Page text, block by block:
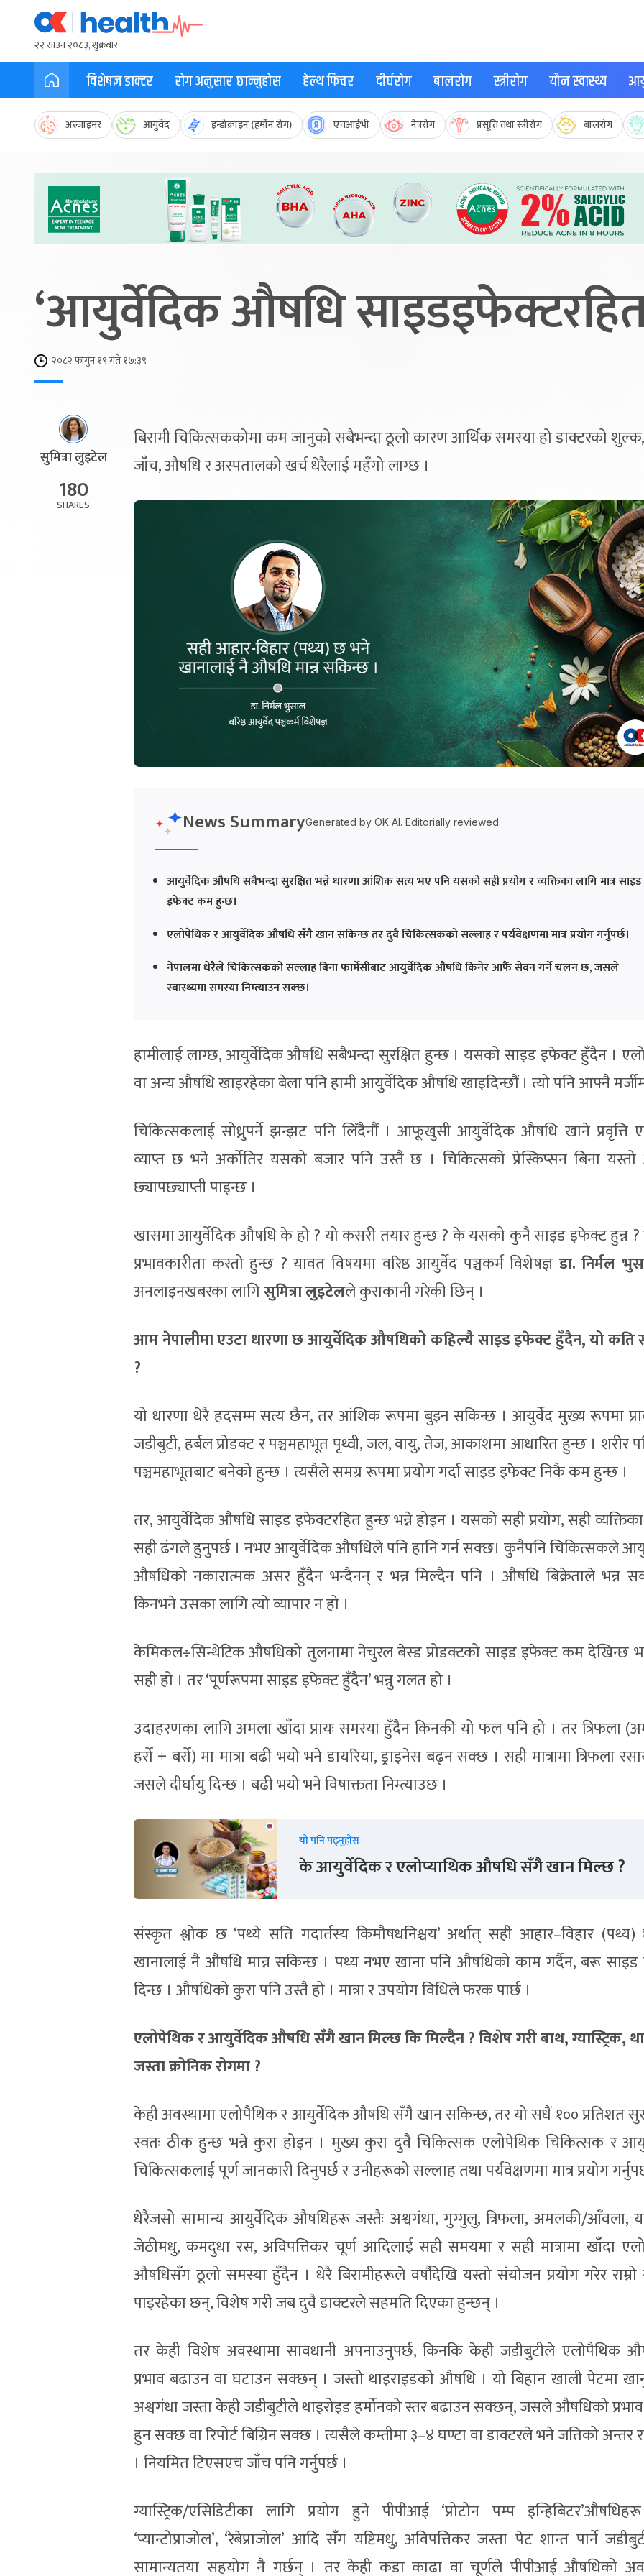
२२ साउन २०८३, शुक्रबार
विशेषज्ञ डाक्टर रोग अनुसार छान्नुहोस हेल्थ फिचर दीर्घरोग बालरोग स्त्रीरोग यौन स्वास्थ्य
अल्जाइमर आयुर्वेद इन्डोक्राइन (हर्मोन रोग) एचआईभी नेत्ररोग प्रसूति तथा स्त्रीरोग बालरोग
‘आयुर्वेदिक औषधि साइडइफेक्टरहित
२०८२ फागुन १९ गते १७:३९
सुमित्रा लुइटेल
180
SHARES
बिरामी चिकित्सककोमा कम जानुको सबैभन्दा ठूलो कारण आर्थिक समस्या हो डाक्टरको
जाँच, औषधि र अस्पतालको खर्च धेरैलाई महँगो लाग्छ ।
News SummaryGenerated by OK AI. Editorially reviewed.
आयुर्वेदिक औषधि सबैभन्दा सुरक्षित भन्ने धारणा आंशिक सत्य भए पनि यसको सही प्रयोग र व्यक्तिका लागि मात्र साइड
इफेक्ट कम हुन्छ।
एलोपेथिक र आयुर्वेदिक औषधि सँगै खान सकिन्छ तर दुवै चिकित्सकको सल्लाह र पर्यवेक्षणमा मात्र प्रयोग गर्नुपर्छ।
नेपालमा धेरैले चिकित्सकको सल्लाह बिना फार्मेसीबाट आयुर्वेदिक औषधि किनेर आफैं सेवन गर्ने चलन छ, जसले
स्वास्थ्यमा समस्या निम्त्याउन सक्छ।
हामीलाई लाग्छ, आयुर्वेदिक औषधि सबैभन्दा सुरक्षित हुन्छ । यसको साइड इफेक्ट हुँदैन ।
वा अन्य औषधि खाइरहेका बेला पनि हामी आयुर्वेदिक औषधि खाइदिन्छौं । त्यो पनि आफ्नै
चिकित्सकलाई सोध्नुपर्ने झन्झट पनि लिँदैनौं । आफूखुसी आयुर्वेदिक औषधि खाने प्रवृत्ति
व्याप्त छ भने अर्कोतिर यसको बजार पनि उस्तै छ । चिकित्सको प्रेस्किप्सन बिना
छ्यापछ्याप्ती पाइन्छ ।
खासमा आयुर्वेदिक औषधि के हो ? यो कसरी तयार हुन्छ ? के यसको कुनै साइड इफेक्ट हुन्न
प्रभावकारीता कस्तो हुन्छ ? यावत विषयमा वरिष्ठ आयुर्वेद पञ्चकर्म विशेषज्ञ डा. निर्मल
अनलाइनखबरका लागिसुमित्रा लुइटेलले कुराकानी गरेकी छिन् ।
आम नेपालीमा एउटा धारणा छ आयुर्वेदिक औषधिको कहिल्यै साइड इफेक्ट हुँदैन, यो कति
?
यो धारणा धेरै हदसम्म सत्य छैन, तर आंशिक रूपमा बुझ्न सकिन्छ । आयुर्वेद मुख्य रूपमा
जडीबुटी, हर्बल प्रोडक्ट र पञ्चमहाभूत पृथ्वी, जल, वायु, तेज, आकाशमा आधारित हुन्छ । शरीर
पञ्चमहाभूतबाट बनेको हुन्छ । त्यसैले समग्र रूपमा प्रयोग गर्दा साइड इफेक्ट निकै कम हुन्छ ।
तर, आयुर्वेदिक औषधि साइड इफेक्टरहित हुन्छ भन्ने होइन । यसको सही प्रयोग, सही
सही ढंगले हुनुपर्छ । नभए आयुर्वेदिक औषधिले पनि हानि गर्न सक्छ। कुनैपनि चिकित्सकले
औषधिको नकारात्मक असर हुँदैन भन्दैनन् र भन्न मिल्दैन पनि । औषधि बिक्रेताले भन्न
किनभने उसका लागि त्यो व्यापार न हो ।
केमिकल÷सिन्थेटिक औषधिको तुलनामा नेचुरल बेस्ड प्रोडक्टको साइड इफेक्ट कम देखिन्छ
सही हो । तर ‘पूर्णरूपमा साइड इफेक्ट हुँदैन’ भन्नु गलत हो ।
उदाहरणका लागि अमला खाँदा प्रायः समस्या हुँदैन किनकी यो फल पनि हो । तर त्रिफला
हर्रो + बर्रो) मा मात्रा बढी भयो भने डायरिया, ड्राइनेस बढ्न सक्छ । सही मात्रामा त्रिफला
जसले दीर्घायु दिन्छ । बढी भयो भने विषाक्तता निम्त्याउछ ।
यो पनि पढ्नुहोस
के आयुर्वेदिक र एलोप्याथिक औषधि सँगै खान मिल्छ ?
संस्कृत श्लोक छ ‘पथ्ये सति गदार्तस्य किमौषधनिश्चय’ अर्थात् सही आहार–विहार
खानालाई नै औषधि मान्न सकिन्छ । पथ्य नभए खाना पनि औषधिको काम गर्दैन, बरू
दिन्छ । औषधिको कुरा पनि उस्तै हो । मात्रा र उपयोग विधिले फरक पार्छ ।
एलोपेथिक र आयुर्वेदिक औषधि सँगै खान मिल्छ कि मिल्दैन ? विशेष गरी बाथ, ग्यास्ट्रिक,
जस्ता क्रोनिक रोगमा ?
केही अवस्थामा एलोपैथिक र आयुर्वेदिक औषधि सँगै खान सकिन्छ, तर यो सधैं १०० प्रतिशत
स्वतः ठीक हुन्छ भन्ने कुरा होइन । मुख्य कुरा दुवै चिकित्सक एलोपेथिक चिकित्सक र
चिकित्सकलाई पूर्ण जानकारी दिनुपर्छ र उनीहरूको सल्लाह तथा पर्यवेक्षणमा मात्र प्रयोग
धेरैजसो सामान्य आयुर्वेदिक औषधिहरू जस्तैः अश्वगंधा, गुग्गुलु, त्रिफला, अमलकी/आँवला,
जेठीमधु, कमदुधा रस, अविपत्तिकर चूर्ण आदिलाई सही समयमा र सही मात्रामा खाँदा
औषधिसँग ठूलो समस्या हुँदैन । धेरै बिरामीहरूले वर्षौंदेखि यस्तो संयोजन प्रयोग गरेर राम्रो
पाइरहेका छन्, विशेष गरी जब दुवै डाक्टरले सहमति दिएका हुन्छन् ।
तर केही विशेष अवस्थामा सावधानी अपनाउनुपर्छ, किनकि केही जडीबुटीले एलोपैथिक
प्रभाव बढाउन वा घटाउन सक्छन् । जस्तो थाइराइडको औषधि । यो बिहान खाली पेटमा
अश्वगंधा जस्ता केही जडीबुटीले थाइरोइड हर्मोनको स्तर बढाउन सक्छन्, जसले औषधिको प्रभाव
हुन सक्छ वा रिपोर्ट बिग्रिन सक्छ । त्यसैले कम्तीमा ३–४ घण्टा वा डाक्टरले भने जतिको अन्तर
। नियमित टिएसएच जाँच पनि गर्नुपर्छ ।
ग्यास्ट्रिक/एसिडिटीका लागि प्रयोग हुने पीपीआई ‘प्रोटोन पम्प
‘प्यान्टोप्राजोल’, ‘रेबेप्राजोल’ आदि सँग यष्टिमधु, अविपत्तिकर जस्ता पेट शान्त पार्ने
सामान्यतया सहयोग नै गर्छन् । तर केही कडा काढा वा चूर्णले पीपीआई औषधिको